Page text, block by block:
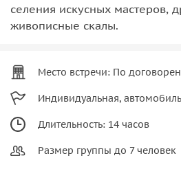
селения искусных мастеров,
живописные скалы.
Место встречи: По
Индивидуальная,
Длительность: 14 часов
Размер группы до 7 человек